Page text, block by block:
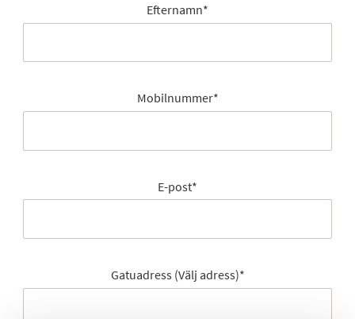
Efternamn*
Mobilnummer*
E-post*
Gatuadress (Välj adress)*